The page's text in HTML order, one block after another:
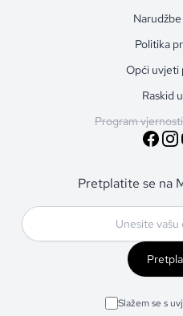
Politika
Opći uvjeti
Raskid
Program
Pretplatite se na
Slažem se s